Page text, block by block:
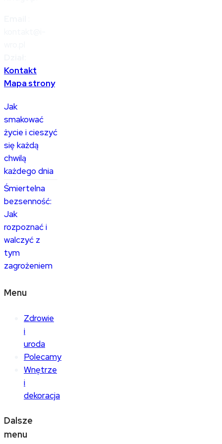
Kontakt
Mapa strony
Jak
smakować
życie i cieszyć
się każdą
chwilą
każdego dnia
Śmiertelna
bezsenność:
Jak
rozpoznać i
walczyć z
tym
zagrożeniem
Menu
Zdrowie
i
uroda
Polecamy
Wnętrze
i
dekoracja
Dalsze
menu